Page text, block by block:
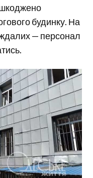
будинку. На
— персонал